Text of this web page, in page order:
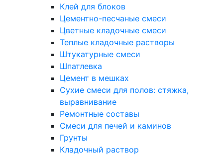
Клей для блоков
Цементно-песчаные смеси
Цветные кладочные смеси
Теплые кладочные растворы
Штукатурные смеси
Шпатлевка
Цемент в мешках
Сухие смеси для полов: стяжка,
выравнивание
Ремонтные составы
Смеси для печей и каминов
Грунты
Кладочный раствор